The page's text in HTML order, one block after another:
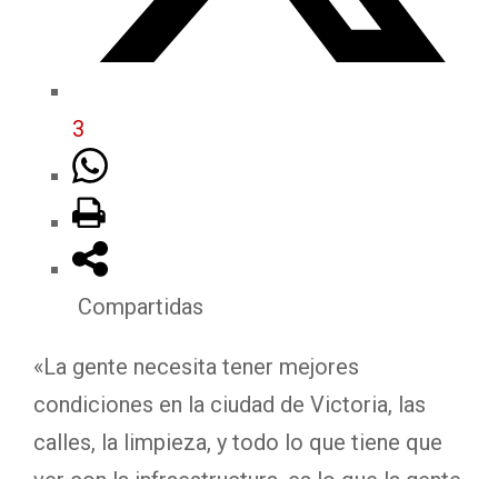
3
Compartidas
«La gente necesita tener mejores
condiciones en la ciudad de Victoria, las
calles, la limpieza, y todo lo que tiene que